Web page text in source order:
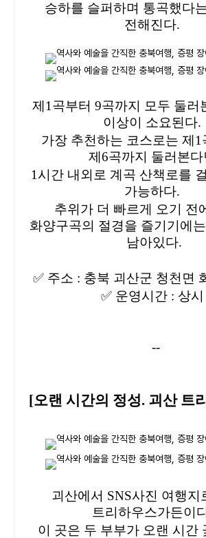
승하를 슬퍼하며 통곡했다
전해진다.
제1곡부터 9곡까지 모두 둘러
이상이 소요된다.
가장 추천하는 코스로는 제1
제6곡까지 둘러본다
1시간 내외로 계곡 산책로를
가능하다.
추위가 더 빠르게 오기 전
화양구곡의 절경을 즐기기에
남아있다.
✅ 주소 : 충북 괴산군 청천면
✅ 운영시간 : 상시
--
[오랜 시간의 정성. 괴산 트
괴산에서 SNS사진 여행지
트리하우스가든이
이 곳은 두 부부가 오랜 시간